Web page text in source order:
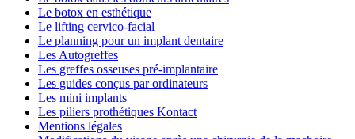
Le botox en esthétique
Le lifting cervico-facial
Le planning pour un implant dentaire
Les Autogreffes
Les greffes osseuses pré-implantaire
Les guides conçus par ordinateurs
Les mini implants
Les piliers prothétiques Kontact
Mentions légales